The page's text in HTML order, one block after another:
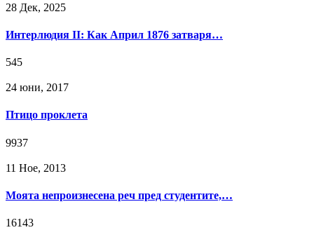
28 Дек, 2025
Интерлюдия II: Как Април 1876 затваря…
545
24 юни, 2017
Птицо проклета
9937
11 Ное, 2013
Моята непроизнесена реч пред студентите,…
16143